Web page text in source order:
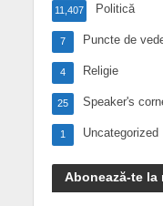
Politică
11,407
Puncte de
7
Religie
4
Speaker's
25
Uncategorized
1
Abonează-te la